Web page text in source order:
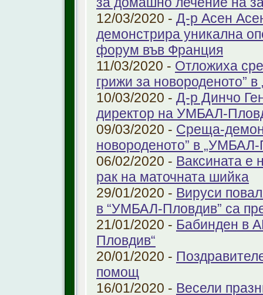
12/03/2020 - Д-р Асен
демонстрира уникална
форум във Франция
11/03/2020 - Отложиха
грижи за новороденото”
10/03/2020 - Д-р Динчо
директор на УМБАЛ-
09/03/2020 - Среща-
новороденото” в „УМБАЛ-
06/02/2020 - Ваксината е
рак на маточната шийка
29/01/2020 - Вируси
в “УМБАЛ-Пловдив” са
21/01/2020 - Бабинден в
Пловдив“
20/01/2020 -
помощ
16/01/2020 - Весели